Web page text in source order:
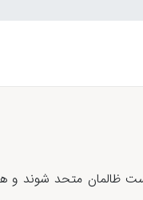
ظالمان متحد شوند و